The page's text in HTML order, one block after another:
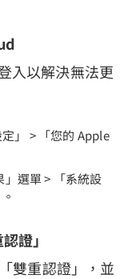
入以解決無法更
」 > 「您的 Apple
」選單 > 「系統設
證」
雙重認證」，並